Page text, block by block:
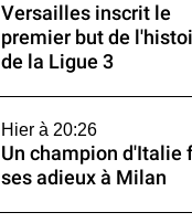
Versailles inscrit le
premier but de
de la Ligue 3
Hier à 20:26
Un champion d'Italie
ses adieux à Milan